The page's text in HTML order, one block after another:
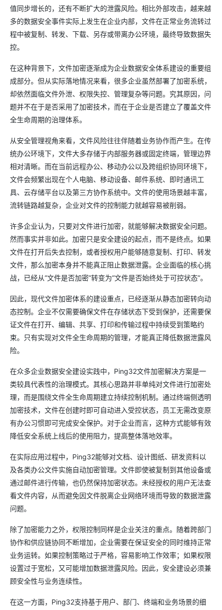
值同步增长的，还有不断扩大的泄露风险。相比外部攻击，越来越
多的数据安全事件实际上发生在企业内部，文件在正常业务流转过
程中被复制、转发、下载、另存或带离办公环境，最终导致数据失
控。
在这种背景下，文件加密逐渐成为企业数据安全体系建设的重要组
成部分。但从实际落地情况来看，很多企业虽然部署了加密系统，
却依然面临文件外泄、权限失控、管理复杂等问题。究其原因，问
题并不在于是否采用了加密技术，而在于企业是否建立了覆盖文件
全生命周期的治理体系。
从安全管理视角来看，文件风险往往伴随着业务协作而产生。在传
统办公环境下，文件大多存储于内部服务器或固定终端，管理边界
相对清晰。而在当前远程办公、移动办公以及跨组织协同环境下，
文件会频繁出现在个人电脑、移动设备、邮件系统、即时通讯工
具、云存储平台以及第三方协作系统中。文件的使用场景越丰富，
流转链路越复杂，企业对文件的控制能力就越容易被削弱。
许多企业认为，只要对文件进行加密，就能够解决数据安全问题。
然而事实并非如此。加密只是安全建设的起点，而不是终点。如果
文件在打开后失去控制，或者授权用户能够随意复制、打印、转发
文件，那么加密本身并不能真正阻止数据泄露。企业面临的核心挑
战，已经从“文件是否加密”转变为“文件是否始终处于可控状态”。
因此，现代文件加密体系的建设重点，已经逐渐从静态加密转向动
态控制。企业不仅需要确保文件在存储状态下受到保护，还需要保
证文件在打开、编辑、共享、打印和传输过程中持续受到策略约
束。只有实现对文件全生命周期的管理，才能真正降低数据泄露风
险。
在众多企业数据安全建设实践中，Ping32文件加密解决方案是一
类较具代表性的治理模式。其核心思路并非单纯对文件进行加密处
理，而是围绕文件全生命周期建立持续控制机制。通过终端侧透明
加密技术，文件在创建时即可自动进入受控状态，员工无需改变原
有办公习惯即可完成安全保护。对于企业而言，这种方式能够有效
降低安全系统上线后的使用阻力，提高整体落地效率。
在实际应用过程中，Ping32能够对文档、设计图纸、研发资料以
及各类办公文件实施自动加密管理。文件即使被复制到其他设备或
通过邮件进行传输，也仍然保持加密状态。未经授权的用户无法查
看文件内容，从而避免因文件脱离企业网络环境而导致的数据泄露
问题。
除了加密能力之外，权限控制同样是企业关注的重点。随着跨部门
协作和供应链协同不断增加，企业需要在保证安全的同时维持正常
业务运转。如果控制策略过于严格，容易影响工作效率；如果权限
设置过于宽松，又可能增加数据泄露风险。因此，安全建设必须兼
顾安全性与业务连续性。
在这一方面，Ping32支持基于用户、部门、终端和业务场景的细